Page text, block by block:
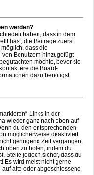
werden?
haben, dass in dem
hast, die Beiträge zuerst
dass die
Benutzern hinzugefügt
möchte, bevor sie
die Board-
dazu benötigst.
Links in der
wieder ganz nach oben auf
du den entsprechenden
möglicherweise deaktiviert
genügend Zeit vergangen.
oben zu holen, indem du
Stelle jedoch sicher, dass du
Es wird meist nicht gerne
alte oder abgeschlossene